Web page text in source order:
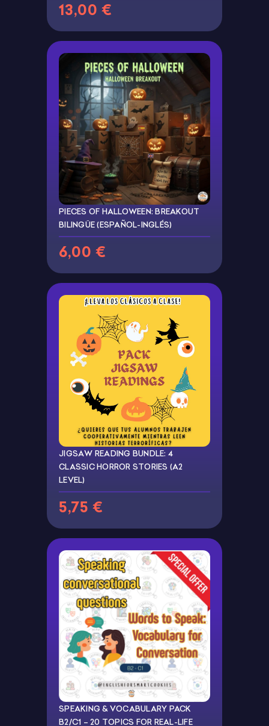
13,00 €
PIECES OF HALLOWEEN: BREAKOUT
BILINGÜE (ESPAÑOL-INGLÉS)
6,00 €
JIGSAW READING BUNDLE: 4
CLASSIC HORROR STORIES (A2
LEVEL)
5,75 €
SPEAKING & VOCABULARY PACK
B2/C1 – 20 TOPICS FOR REAL-LIFE